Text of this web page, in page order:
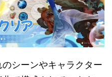
シーンやキャラクター